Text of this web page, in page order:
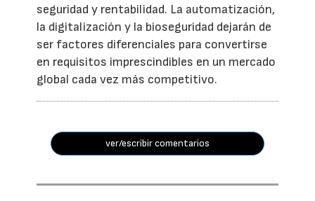
seguridad y rentabilidad. La automatización,
la digitalización y la bioseguridad dejarán de
ser factores diferenciales para convertirse
en requisitos imprescindibles en un mercado
global cada vez más competitivo.
ver/escribir comentarios